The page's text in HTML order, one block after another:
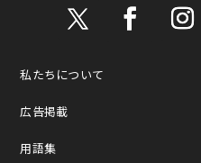
私たちについて
広告掲載
用語集